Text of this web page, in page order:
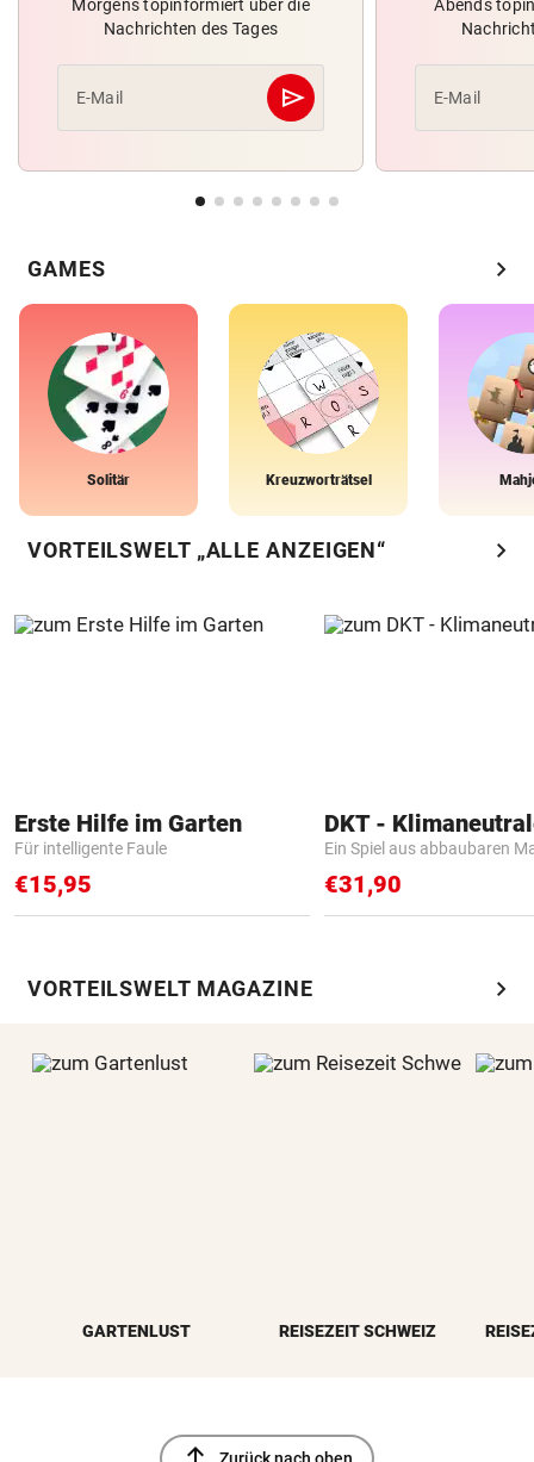
Morgens topinformiert über die
Nachrichten des Tages
E-Mail send
Abschicken
Abends
E-Mail
GAMES chevron_right
Solitär Kreuzworträtsel
VORTEILSWELT „ALLE ANZEIGEN“ chevron_right
Erste Hilfe im Garten
Für intelligente Faule
€15,95
Ein Spiel aus abbaubaren
€31,90
VORTEILSWELT MAGAZINE chevron_right
GARTENLUST REISEZEIT SCHWEIZ
Zurück nach oben